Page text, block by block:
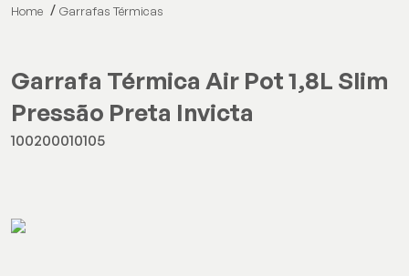
Home Garrafas Térmicas
Garrafa Térmica Air Pot 1,8L Slim
Pressão Preta Invicta
100200010105